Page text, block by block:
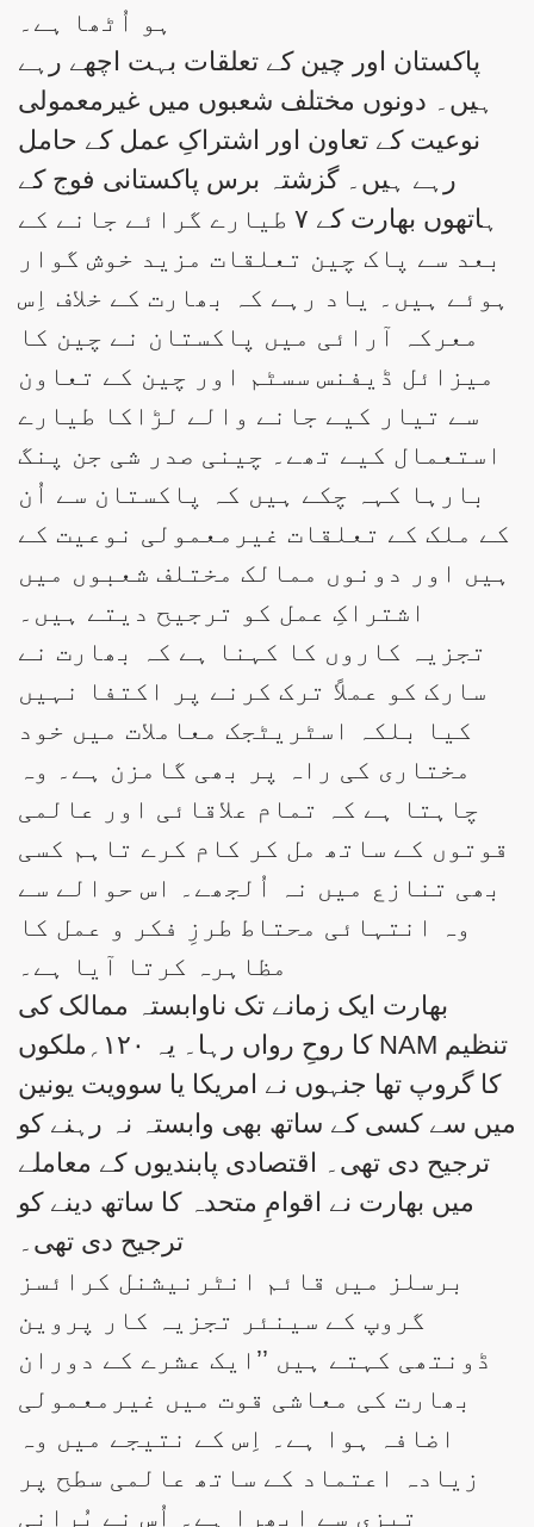
ہو اُٹھا ہے۔
پاکستان اور چین کے تعلقات بہت اچھے رہے
ہیں۔ دونوں مختلف شعبوں میں غیرمعمولی
نوعیت کے تعاون اور اشتراکِ عمل کے حامل
رہے ہیں۔ گزشتہ برس پاکستانی فوج کے
ہاتھوں بھارت کے ۷ طیارے گرائے جانے کے
بعد سے پاک چین تعلقات مزید خوش گوار
ہوئے ہیں۔ یاد رہے کہ بھارت کے خلاف اِس
معرکہ آرائی میں پاکستان نے چین کا
میزائل ڈیفنس سسٹم اور چین کے تعاون
سے تیار کیے جانے والے لڑاکا طیارے
استعمال کیے تھے۔ چینی صدر شی جن پنگ
بارہا کہہ چکے ہیں کہ پاکستان سے اُن
کے ملک کے تعلقات غیرمعمولی نوعیت کے
ہیں اور دونوں ممالک مختلف شعبوں میں
اشتراکِ عمل کو ترجیح دیتے ہیں۔
تجزیہ کاروں کا کہنا ہے کہ بھارت نے
سارک کو عملاً ترک کرنے پر اکتفا نہیں
کیا بلکہ اسٹریٹجک معاملات میں خود
مختاری کی راہ پر بھی گامزن ہے۔ وہ
چاہتا ہے کہ تمام علاقائی اور عالمی
قوتوں کے ساتھ مل کر کام کرے تاہم کسی
بھی تنازع میں نہ اُلجھے۔ اس حوالے سے
وہ انتہائی محتاط طرزِ فکر و عمل کا
مظاہرہ کرتا آیا ہے۔
بھارت ایک زمانے تک ناوابستہ ممالک کی
تنظیم NAM کا روحِ رواں رہا۔ یہ ۱۲۰؍ملکوں
کا گروپ تھا جنہوں نے امریکا یا سوویت یونین
میں سے کسی کے ساتھ بھی وابستہ نہ رہنے کو
ترجیح دی تھی۔ اقتصادی پابندیوں کے معاملے
میں بھارت نے اقوامِ متحدہ کا ساتھ دینے کو
ترجیح دی تھی۔
برسلز میں قائم انٹرنیشنل کرائسز
گروپ کے سینئر تجزیہ کار پروین
ڈونتھی کہتے ہیں ’’ایک عشرے کے دوران
بھارت کی معاشی قوت میں غیرمعمولی
اضافہ ہوا ہے۔ اِس کے نتیجے میں وہ
زیادہ اعتماد کے ساتھ عالمی سطح پر
تیزی سے ابھرا ہے۔ اُس نے پُرانی